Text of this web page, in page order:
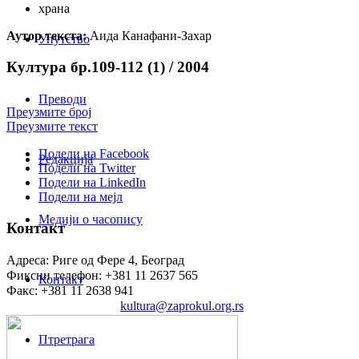
Упутство
Преводи
Редакција
Медији о часопису
Контакт
Птретрага
храна
Аутор текста:Аида Канафани-Захар
Култура бр.109-112 (1) / 2004
Преузмите број
Преузмите текст
Подели на Facebook
Подели на Twitter
Подели на LinkedIn
Подели на мејл
Контакт
Адреса: Риге од Фере 4, Београд
Фиксни телефон: +381 11 2637 565
Факс: +381 11 2638 941
kultura@zaprokul.org.rs